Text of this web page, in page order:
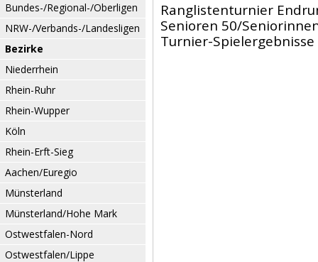
Bundes-/Regional-/Oberligen
NRW-/Verbands-/Landesligen
Bezirke
Niederrhein
Rhein-Ruhr
Rhein-Wupper
Köln
Rhein-Erft-Sieg
Aachen/Euregio
Münsterland
Münsterland/Hohe Mark
Ostwestfalen-Nord
Ostwestfalen/Lippe
Ranglistenturnier
Senioren 50/
Turnier-Spielergebnisse